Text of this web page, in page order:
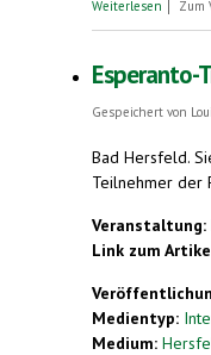
Weiterlesen Zum
Esperanto-
Gespeichert von
Bad Hersfeld.
Teilnehmer der
Veranstaltung:
Link zum
Medientyp:
Medium: